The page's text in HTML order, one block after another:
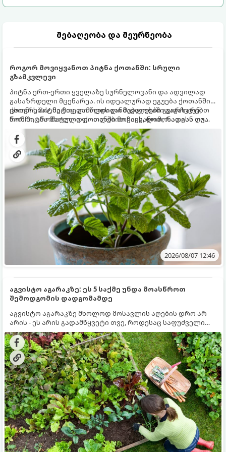
მებაღეობა და მეურნეობა
როგორ მოვიყვანოთ პიტნა ქოთანში: სრული
გზამკვლევი
პიტნა ერთ-ერთი ყველაზე სურნელოვანი და ადვილად
გასაზრდელი მცენარეა. ის იდეალურად ეგუება ქოთანში
ცხოვრებას, მეტიც, გამოცდილი მებაღეები გვირჩევენ,
რომ პიტნა მხოლოდ ქოთანში მოვიყვანოთ, რადგან ღია
გრუნტში (ბაღში) დარგვისას ის ფესვებით ძალიან
სწრაფად ვრცელდება და სხვა მცენარეებს ავიწროებს.
ქოთნის პიტნა მთელი წლის განმავლობაში გაგახარებთ
ნორჩი, არომატული ფოთლებით ჩაის, ლიმონათისა თუ
კერძებისთვის.
2026/08/07 12:46
აგვისტო აგარაკზე: ეს 5 საქმე უნდა მოასწროთ
შემოდგომის დადგომამდე
აგვისტო აგარაკზე მხოლოდ მოსავლის აღების დრო არ
არის - ეს არის გადამწყვეტი თვე, როდესაც საფუძველი
ეყრება მომავალი წლის მოსავალს და ბაღი მზადდება
შემოდგომა-ზამთრის სეზონისთვის. იმისათვის, რომ
ნიადაგმა ენერგია აღიდგინოს, ხოლო მცენარეებმა
ზამთარს გაუძლონ, აგვისტოს ბოლომდე 5
მნიშვნელოვანი საქმის გაკეთება უნდა მოასწროთ: